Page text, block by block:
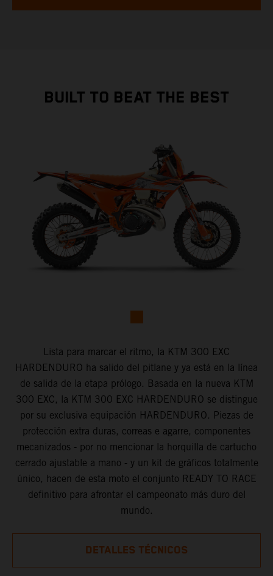
BUILT TO BEAT THE BEST
Lista para marcar el ritmo, la KTM 300 EXC
HARDENDURO ha salido del pitlane y ya está en la línea
de salida de la etapa prólogo. Basada en la nueva KTM
300 EXC, la KTM 300 EXC HARDENDURO se distingue
por su exclusiva equipación HARDENDURO. Piezas de
protección extra duras, correas e agarre, componentes
mecanizados - por no mencionar la horquilla de cartucho
cerrado ajustable a mano - y un kit de gráficos totalmente
único, hacen de esta moto el conjunto READY TO RACE
definitivo para afrontar el campeonato más duro del
mundo.
DETALLES TÉCNICOS